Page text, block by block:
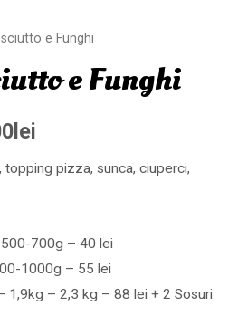
e Funghi
e Funghi
lei
pizza, sunca, ciuperci,
700g – 40 lei
1000g – 55 lei
1,9kg – 2,3 kg – 88 lei + 2 Sosuri